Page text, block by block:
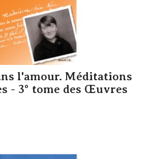
l'amour. Méditations
- 3° tome des Œuvres